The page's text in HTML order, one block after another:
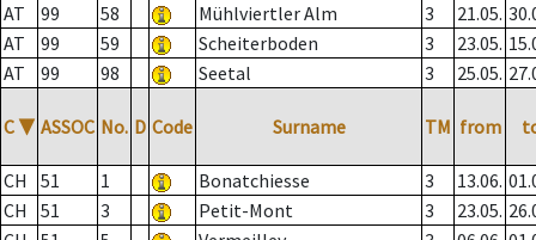
AT
99 58 Mühlviertler Alm 3 21.05.
AT
99 59 Scheiterboden 3 23.05.
AT
99 98 Seetal 3 25.05.
C ▼ ASSOC No. D Code Surname TM from
CH 51 1 Bonatchiesse 3 13.06.
CH
51 3 Petit-Mont 3 23.05.